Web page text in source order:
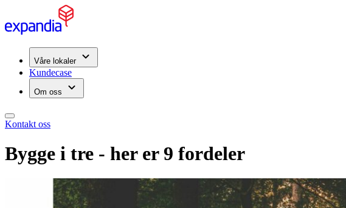
Våre lokaler
Kundecase
Om oss
Kontakt oss
Bygge i tre - her er 9 fordeler